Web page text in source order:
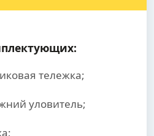
тележка;
уловитель;